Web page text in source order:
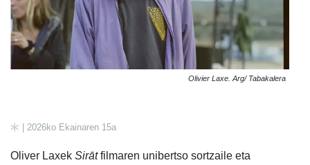
Olivier Laxe. Arg/ Tabakalera
| 2026ko Ekainaren 15a
Oliver Laxek Sirātfilmaren unibertso sortzaile eta